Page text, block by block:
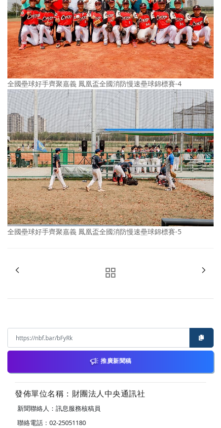
全國壘球好手齊聚嘉義 鳳凰盃全國消防慢速壘球錦標賽-4
全國壘球好手齊聚嘉義 鳳凰盃全國消防慢速壘球錦標賽-5
推廣新聞稿
發佈單位名稱：財團法人中央通訊社
新聞聯絡人：訊息服務核稿員
聯絡電話：02-25051180